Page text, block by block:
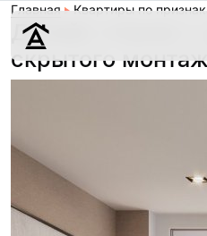
Главная Квартиры по
Дизайн спален с
скрытого